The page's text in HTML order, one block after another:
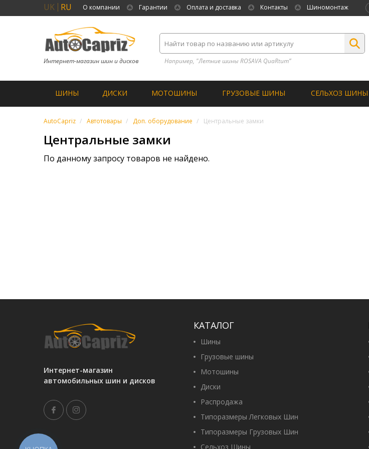
UK RU О компании Гарантии Оплата и доставка Контакты Шиномонтаж
Интернет-магазин шин и дисков Например, "Летние шины ROSAVA QuaRtum”
ШИНЫ ДИСКИ МОТОШИНЫ ГРУЗОВЫЕ ШИНЫ СЕЛЬХОЗ ШИНЫ
AutoCapriz Автотовары Доп. оборудование Центральные замки
Центральные замки
По данному запросу товаров не найдено.
Интернет-магазин
автомобильных шин и дисков
КАТАЛОГ
Шины
Грузовые шины
Мотошины
Диски
Распродажа
Типоразмеры Легковых Шин
Типоразмеры Грузовых Шин
Сельхоз Шины